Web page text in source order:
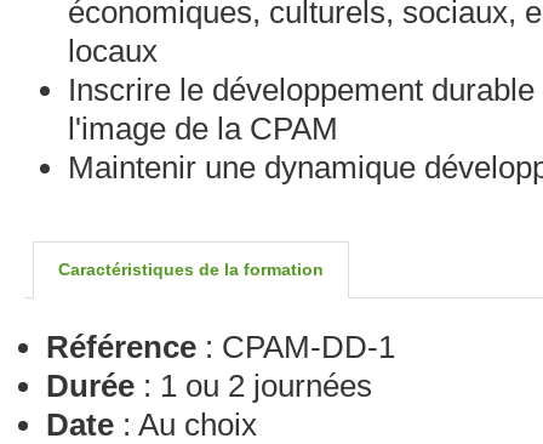
économiques, culturels, sociaux,
locaux
Inscrire le développement
l'image de la CPAM
Maintenir une dynamique
Caractéristiques de la formation
Référence : CPAM-DD-1
Durée : 1 ou 2 journées
Date : Au choix